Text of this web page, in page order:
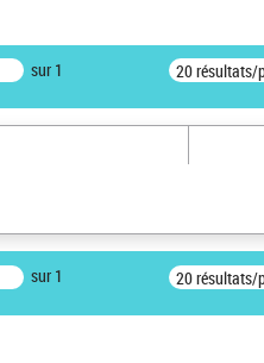
sur 1 20 résultats/
sur 1 20 résultats/